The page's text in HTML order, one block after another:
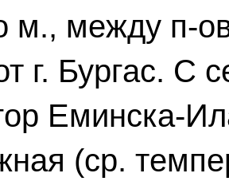
м., между п-
г. Бургас. С
Еминска-
(ср.